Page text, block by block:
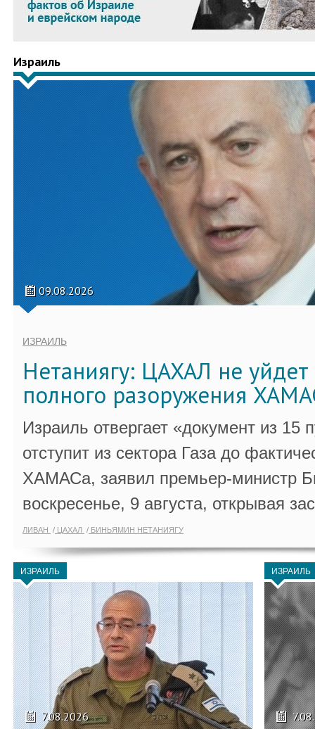
Израиль
09.08.2026
ИЗРАИЛЬ
Нетаниягу: ЦАХАЛ не уйдет
полного разоружения
Израиль отвергает «документ из
отступит из сектора Газа до
ХАМАСа, заявил премьер-министр
воскресенье, 9 августа, открывая
ЛИВАН ЦАХАЛ БИНЬЯМИН НЕТАНИЯГУ
ИЗРАИЛЬ
7.08.2026
ИЗРАИЛЬ